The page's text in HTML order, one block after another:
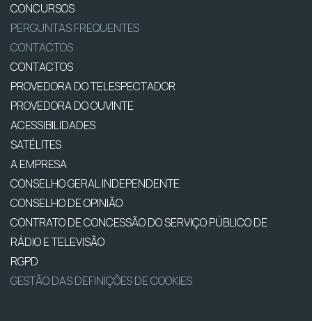
CONCURSOS
PERGUNTAS FREQUENTES
CONTACTOS
CONTACTOS
PROVEDORA DO TELESPECTADOR
PROVEDORA DO OUVINTE
ACESSIBILIDADES
SATÉLITES
A EMPRESA
CONSELHO GERAL INDEPENDENTE
CONSELHO DE OPINIÃO
CONTRATO DE CONCESSÃO DO SERVIÇO PÚBLICO DE
RÁDIO E TELEVISÃO
RGPD
GESTÃO DAS DEFINIÇÕES DE COOKIES